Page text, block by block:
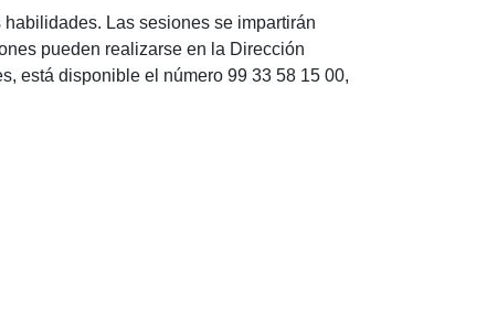
Las sesiones se impartirán
pueden realizarse en la Dirección
está disponible el número 99 33 58 15 00,